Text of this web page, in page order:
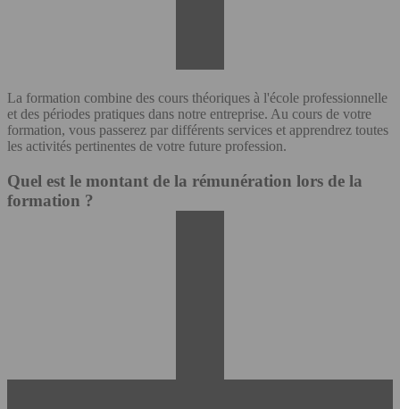
La formation combine des cours théoriques à l'école professionnelle
et des périodes pratiques dans notre entreprise. Au cours de votre
formation, vous passerez par différents services et apprendrez toutes
les activités pertinentes de votre future profession.
Quel est le montant de la rémunération lors de la
formation ?